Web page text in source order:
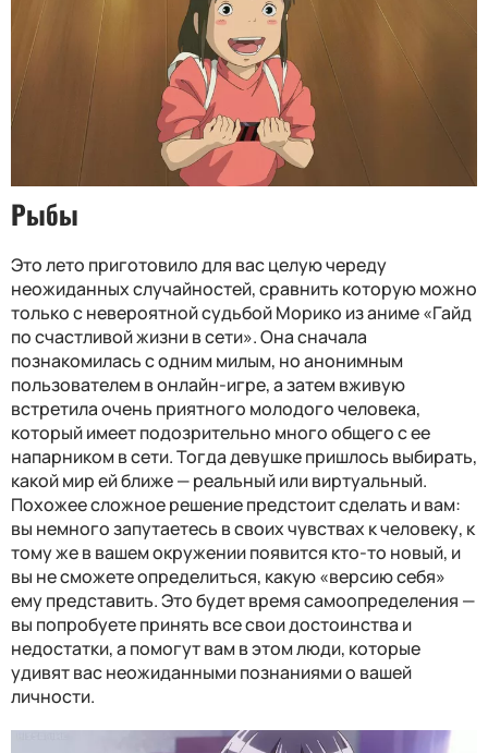
Рыбы
Это лето приготовило для вас целую череду
неожиданных случайностей, сравнить которую можно
только с невероятной судьбой Морико из аниме «Гайд
по счастливой жизни в сети». Она сначала
познакомилась с одним милым, но анонимным
пользователем в онлайн-игре, а затем вживую
встретила очень приятного молодого человека,
который имеет подозрительно много общего с ее
напарником в сети. Тогда девушке пришлось выбирать,
какой мир ей ближе — реальный или виртуальный.
Похожее сложное решение предстоит сделать и вам:
вы немного запутаетесь в своих чувствах к человеку, к
тому же в вашем окружении появится кто-то новый, и
вы не сможете определиться, какую «версию себя»
ему представить. Это будет время самоопределения —
вы попробуете принять все свои достоинства и
недостатки, а помогут вам в этом люди, которые
удивят вас неожиданными познаниями о вашей
личности.